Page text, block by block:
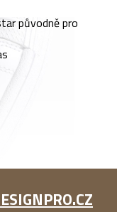
původně pro